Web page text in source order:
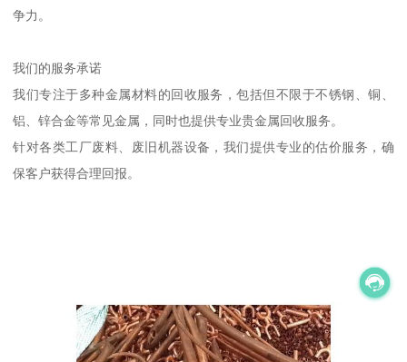
争力。
我们的服务承诺
我们专注于多种金属材料的回收服务，包括但不限于不锈钢、铜、
铝、锌合金等常见金属，同时也提供专业贵金属回收服务。
针对各类工厂废料、废旧机器设备，我们提供专业的估价服务，确
保客户获得合理回报。